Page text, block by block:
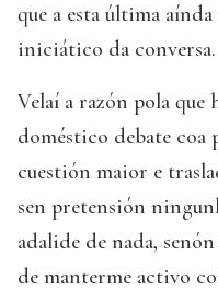
que a esta última
iniciático da conversa.
Velaí a razón pola que
doméstico debate coa
cuestión maior e
sen pretensión
adalide de nada,
de manterme activo